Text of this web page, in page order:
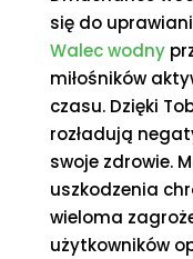
się do
Walec wodny
miłośników
czasu. Dzięki
rozładują
swoje zdrowie.
uszkodzenia
wieloma
użytkowników